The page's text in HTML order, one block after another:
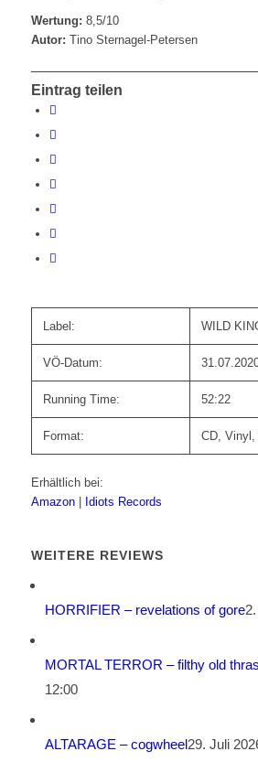
Wertung: 8,5/10
Autor: Tino Sternagel-Petersen
Eintrag teilen
Label: WILD
VÖ-Datum:
Running Time: 52:22
Format: CD, Vinyl,
Erhältlich bei:
Amazon
Idiots Records
WEITERE REVIEWS
HORRIFIER – revelations of gore
MORTAL TERROR – filthy old
12:00
ALTARAGE – cogwheel29. Juli